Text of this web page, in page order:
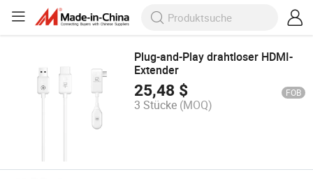
Plug-and-Play drahtloser HDMI-
Extender
25,48 $ FOB
3 Stücke (MOQ)